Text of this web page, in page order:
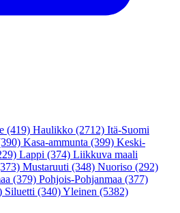
(419) Haulikko (2712) Itä-Suomi
Kasa-ammunta (399) Keski-
Lappi (374) Liikkuva maali
Mustaruuti (348) Nuoriso (292)
(379) Pohjois-Pohjanmaa (377)
Siluetti (340)Yleinen (5382)